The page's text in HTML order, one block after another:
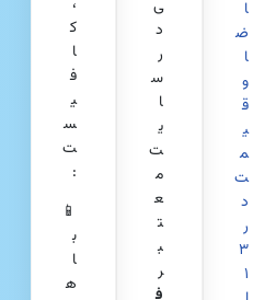
ا
ض
ا
و
ق
ی
م
ت
د
ر
۳
۱
ی
د
ر
س
ا
ی
ت
م
ع
ت
ب
ر
ک
ا
ف
ی
س
ت
:
📱
ب
ا
ه